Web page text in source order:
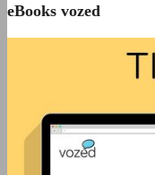
eBooks vozed